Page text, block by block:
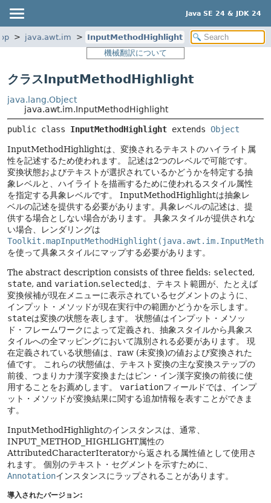
Java SE 24 & JDK 24
java.awt.im
InputMethodHighlight
機械翻訳について
クラスInputMethodHighlight
java.lang.Object
java.awt.im.InputMethodHighlight
public class InputMethodHighlight extends Object
InputMethodHighlightは、変換されるテキストのハイライト属
性を記述するため使われます。
記述は2つのレベルで可能です。
変換状態およびテキストが選択されているかどうかを特定する抽
象レベルと、ハイライトを描画するために使われるスタイル属性
を指定する具象レベルです。
InputMethodHighlightは抽象レ
ベルの記述を提供する必要があります。具象レベルの記述は、提
供する場合としない場合があります。
具象スタイルが提供されな
い場合、レンダリングは
を使って具象スタイルにマップする必要があります。
The abstract description consists of three fields: selected,
state, and variation.selectedは、テキスト範囲が、たとえば
変換候補が現在メニューに表示されているセグメントのように、
インプット・メソッドが現在実行中の範囲かどうかを示します。
stateは変換の状態を表します。
状態値はインプット・メソッ
ド・フレームワークによって定義され、抽象スタイルから具象ス
タイルへの全マッピングにおいて識別される必要があります。
現
在定義されている状態値は、raw (未変換)の値および変換された
値です。
これらの状態値は、テキスト変換の主な変換ステップの
前後、つまりカナ漢字変換またはピン・イン漢字変換の前後に使
用することをお薦めします。
variationフィールドでは、インプ
ット・メソッドが変換結果に関する追加情報を表すことができま
す。
InputMethodHighlightのインスタンスは、通常、
INPUT_METHOD_HIGHLIGHT属性の
AttributedCharacterIteratorから返される属性値として使用さ
れます。
個別のテキスト・セグメントを示すために、
Annotationインスタンスにラップされることがあります。
導入されたバージョン: